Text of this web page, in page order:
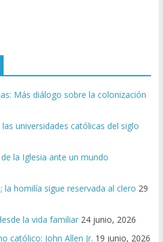
Más diálogo sobre la colonización
universidades católicas del siglo
la Iglesia ante un mundo
la homilía sigue reservada al clero 29
la vida familiar 24 junio, 2026
católico: John Allen Jr. 19 junio, 2026